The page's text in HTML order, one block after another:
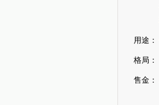
用途：
格局：
售金：